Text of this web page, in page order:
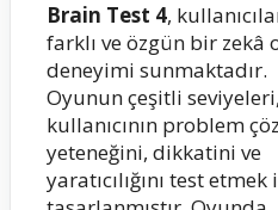
Brain Test 4,
farklı ve özgün bir zekâ
deneyimi sunmaktadır.
Oyunun çeşitli seviyeleri,
kullanıcının problem
yeteneğini, dikkatini ve
yaratıcılığını test etmek